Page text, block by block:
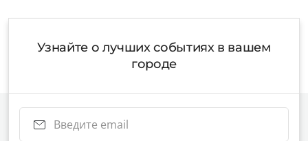
Узнайте о лучших событиях в вашем
городе